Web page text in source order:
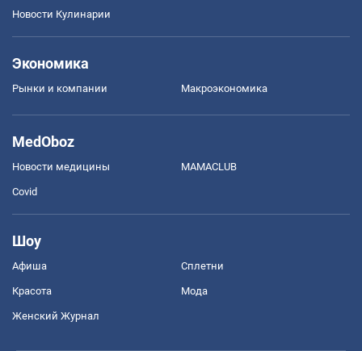
Новости Кулинарии
Экономика
Рынки и компании Mакроэкономика
MedOboz
Новости медицины MAMACLUB
Covid
Шоу
Афиша Сплетни
Красота Мода
Женский Журнал